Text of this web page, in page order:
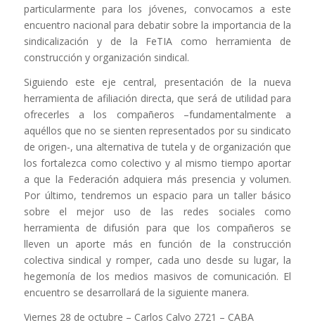
particularmente para los jóvenes, convocamos a este
encuentro nacional para debatir sobre la importancia de la
sindicalización y de la FeTIA como herramienta de
construcción y organización sindical.
Siguiendo este eje central, presentación de la nueva
herramienta de afiliación directa, que será de utilidad para
ofrecerles a los compañeros –fundamentalmente a
aquéllos que no se sienten representados por su sindicato
de origen-, una alternativa de tutela y de organización que
los fortalezca como colectivo y al mismo tiempo aportar
a que la Federación adquiera más presencia y volumen.
Por último, tendremos un espacio para un taller básico
sobre el mejor uso de las redes sociales como
herramienta de difusión para que los compañeros se
lleven un aporte más en función de la construcción
colectiva sindical y romper, cada uno desde su lugar, la
hegemonía de los medios masivos de comunicación. El
encuentro se desarrollará de la siguiente manera.
Viernes 28 de octubre – Carlos Calvo 2721 – CABA